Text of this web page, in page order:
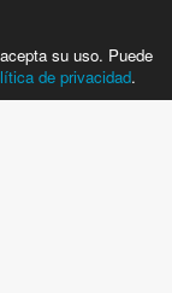
su uso. Puede
de privacidad.